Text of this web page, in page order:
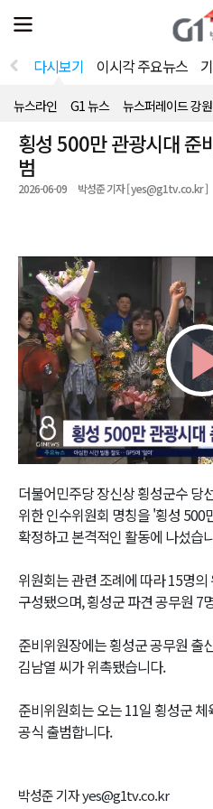
전
체
뉴
열
다시보기 이시각 주요뉴스
뉴스라인 G1 뉴스 뉴스퍼레이드 강원
횡성 500만 관광시대 준
범
2026-06-09 박성준 기자 [ yes@g1tv.co.kr ]
더불어민주당 장신상 횡성군수 당
위한 인수위원회 명칭을 '횡성 500
확정하고 본격적인 활동에 나섰습
위원회는 관련 조례에 따라 15명
구성됐으며, 횡성군 파견 공무원 7
준비위원장에는 횡성군 공무원 출
김남열 씨가 위촉됐습니다.
준비위원회는 오는 11일 횡성군
공식 출범합니다.
박성준 기자 yes@g1tv.co.kr